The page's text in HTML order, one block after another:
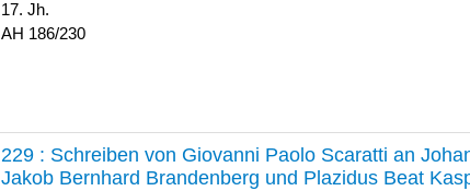
17. Jh.
186/230
229 : Schreiben von Giovanni Paolo Scaratti an
Jakob Bernhard Brandenberg und Plazidus Beat